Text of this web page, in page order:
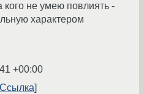
кого не умею повлиять -
характером
+00:00
Ссылка